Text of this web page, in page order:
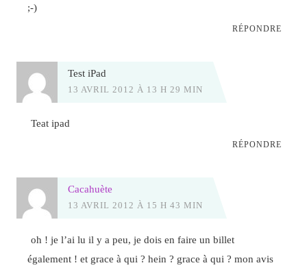
;-)
RÉPONDRE
Test iPad
13 AVRIL 2012 À 13 H 29 MIN
Teat ipad
RÉPONDRE
Cacahuète
13 AVRIL 2012 À 15 H 43 MIN
oh ! je l’ai lu il y a peu, je dois en faire un billet
également ! et grace à qui ? hein ? grace à qui ? mon avis